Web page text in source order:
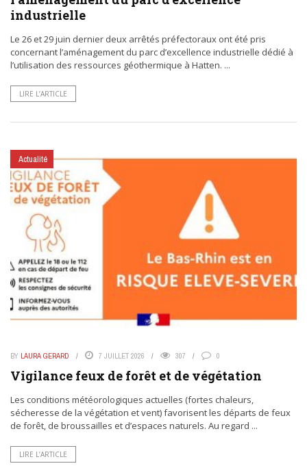
industrielle
Le 26 et 29 juin dernier deux arrêtés préfectoraux ont été pris
concernant l’aménagement du parc d’excellence industrielle dédié à
l’utilisation des ressources géothermique à Hatten. ...
LIRE L’ARTICLE
Actualité
BY LAURA GERARD 7 JUILLET 2026 307 0
Vigilance feux de forêt et de végétation
Les conditions météorologiques actuelles (fortes chaleurs,
sécheresse de la végétation et vent) favorisent les départs de feux
de forêt, de broussailles et d’espaces naturels. Au regard ...
LIRE L’ARTICLE